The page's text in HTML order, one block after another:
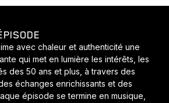
avec chaleur et authenticité une
qui met en lumière les intérêts, les
des 50 ans et plus, à travers des
échanges enrichissants et des
épisode se termine en musique,